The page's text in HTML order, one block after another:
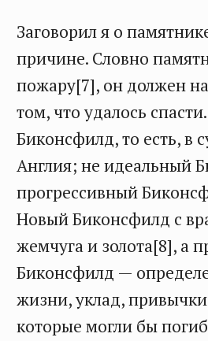
Заговорил я о
причине. Словно
пожару[7], он должен
том, что удалось
Биконсфилд, то есть, в
Англия; не идеальный
прогрессивный
Новый Биконсфилд с
жемчуга и золота[8], а
Биконсфилд —
жизни, уклад,
которые могли бы